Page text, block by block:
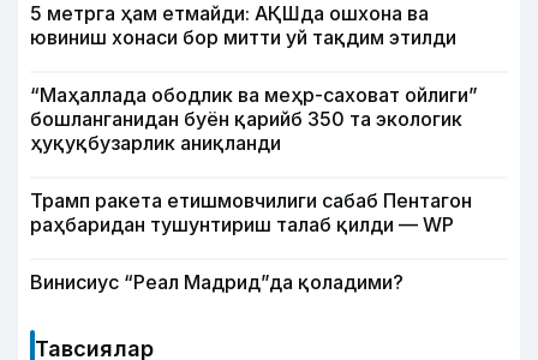
5 метрга ҳам етмайди: АҚШда ошхона ва
ювиниш хонаси бор митти уй тақдим этилди
“Маҳаллада ободлик ва меҳр-саховат ойлиги”
бошланганидан буён қарийб 350 та экологик
ҳуқуқбузарлик аниқланди
Трамп ракета етишмовчилиги сабаб Пентагон
раҳбаридан тушунтириш талаб қилди — WP
Винисиус “Реал Мадрид”да қоладими?
Тавсиялар